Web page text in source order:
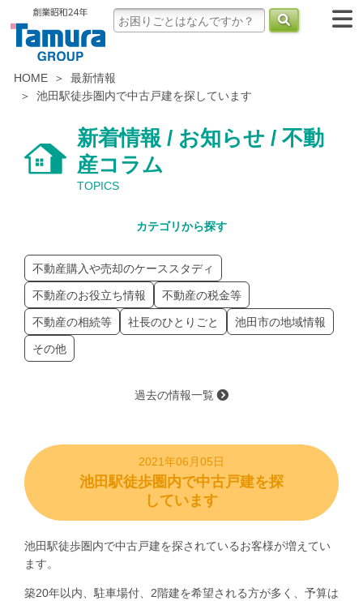
HOME
最新情報
池田駅徒歩圏内で中古戸建を探しています
新着情報 / お知らせ / 不動
産コラム
TOPICS
カテゴリから探す
不動産購入や売却のケーススタディ
不動産のお役立ち情報 不動産の税金等
不動産の相続等 社長のひとりごと 池田市の地域情報
その他
過去の情報一覧
2021年06月05日
池田駅徒歩圏内で中古戸建を探
しています
池田駅徒歩圏内で中古戸建を探されているお客様が増えてい
ます。
築20年以内、駐車場付、2階建を希望される方が多く、予算は